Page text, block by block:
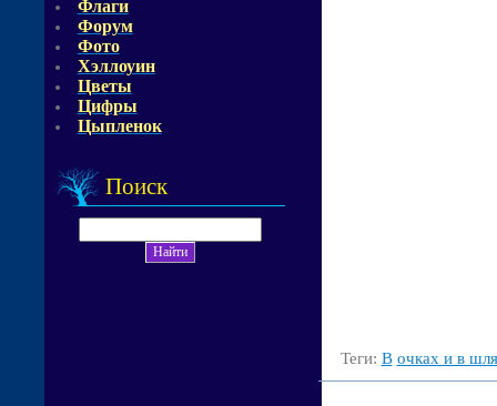
Флаги
Форум
Фото
Хэллоуин
Цветы
Цифры
Цыпленок
Поиск
Теги: В очках и в